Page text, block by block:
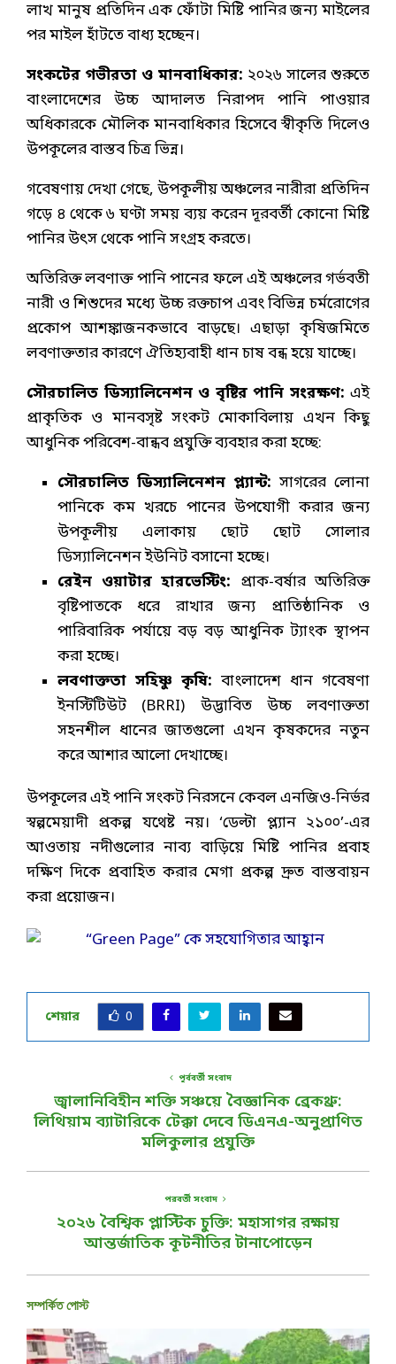
লাখ মানুষ প্রতিদিন এক ফোঁটা মিষ্টি পানির জন্য মাইলের
পর মাইল হাঁটতে বাধ্য হচ্ছেন।
সংকটের গভীরতা ও মানবাধিকার: ২০২৬ সালের শুরুতে
বাংলাদেশের উচ্চ আদালত নিরাপদ পানি পাওয়ার
অধিকারকে মৌলিক মানবাধিকার হিসেবে স্বীকৃতি দিলেও
উপকূলের বাস্তব চিত্র ভিন্ন।
গবেষণায় দেখা গেছে, উপকূলীয় অঞ্চলের নারীরা প্রতিদিন
গড়ে ৪ থেকে ৬ ঘণ্টা সময় ব্যয় করেন দূরবর্তী কোনো মিষ্টি
পানির উৎস থেকে পানি সংগ্রহ করতে।
অতিরিক্ত লবণাক্ত পানি পানের ফলে এই অঞ্চলের গর্ভবতী
নারী ও শিশুদের মধ্যে উচ্চ রক্তচাপ এবং বিভিন্ন চর্মরোগের
প্রকোপ আশঙ্কাজনকভাবে বাড়ছে। এছাড়া কৃষিজমিতে
লবণাক্ততার কারণে ঐতিহ্যবাহী ধান চাষ বন্ধ হয়ে যাচ্ছে।
সৌরচালিত ডিস্যালিনেশন ও বৃষ্টির পানি সংরক্ষণ: এই
প্রাকৃতিক ও মানবসৃষ্ট সংকট মোকাবিলায় এখন কিছু
আধুনিক পরিবেশ-বান্ধব প্রযুক্তি ব্যবহার করা হচ্ছে:
সৌরচালিত ডিস্যালিনেশন প্ল্যান্ট: সাগরের লোনা
পানিকে কম খরচে পানের উপযোগী করার জন্য
উপকূলীয় এলাকায় ছোট ছোট সোলার
ডিস্যালিনেশন ইউনিট বসানো হচ্ছে।
রেইন ওয়াটার হারভেস্টিং: প্রাক-বর্ষার অতিরিক্ত
বৃষ্টিপাতকে ধরে রাখার জন্য প্রাতিষ্ঠানিক ও
পারিবারিক পর্যায়ে বড় বড় আধুনিক ট্যাংক স্থাপন
করা হচ্ছে।
লবণাক্ততা সহিষ্ণু কৃষি: বাংলাদেশ ধান গবেষণা
ইনস্টিটিউট (BRRI) উদ্ভাবিত উচ্চ লবণাক্ততা
সহনশীল ধানের জাতগুলো এখন কৃষকদের নতুন
করে আশার আলো দেখাচ্ছে।
উপকূলের এই পানি সংকট নিরসনে কেবল এনজিও-নির্ভর
স্বল্পমেয়াদী প্রকল্প যথেষ্ট নয়। ‘ডেল্টা প্ল্যান ২১০০’-এর
আওতায় নদীগুলোর নাব্য বাড়িয়ে মিষ্টি পানির প্রবাহ
দক্ষিণ দিকে প্রবাহিত করার মেগা প্রকল্প দ্রুত বাস্তবায়ন
করা প্রয়োজন।
শেয়ার 0
পূর্ববর্তী সংবাদ
জ্বালানিবিহীন শক্তি সঞ্চয়ে বৈজ্ঞানিক ব্রেকথ্রু:
লিথিয়াম ব্যাটারিকে টেক্কা দেবে ডিএনএ-অনুপ্রাণিত
মলিকুলার প্রযুক্তি
পরবর্তী সংবাদ
২০২৬ বৈশ্বিক প্লাস্টিক চুক্তি: মহাসাগর রক্ষায়
আন্তর্জাতিক কূটনীতির টানাপোড়েন
সম্পর্কিত পোস্ট